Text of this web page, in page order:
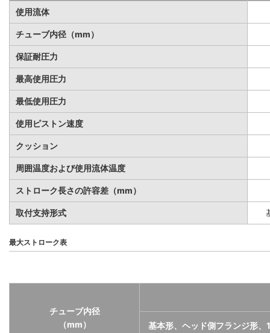
使用流体
チューブ内径（mm）
保証耐圧力
最高使用圧力
最低使用圧力
使用ピストン速度
クッション
周囲温度および使用流体温度
ストローク長さの許容差（mm）
取付支持形式
最大ストローク表
チューブ内径
（mm）
基本形、ヘッド側フランジ形